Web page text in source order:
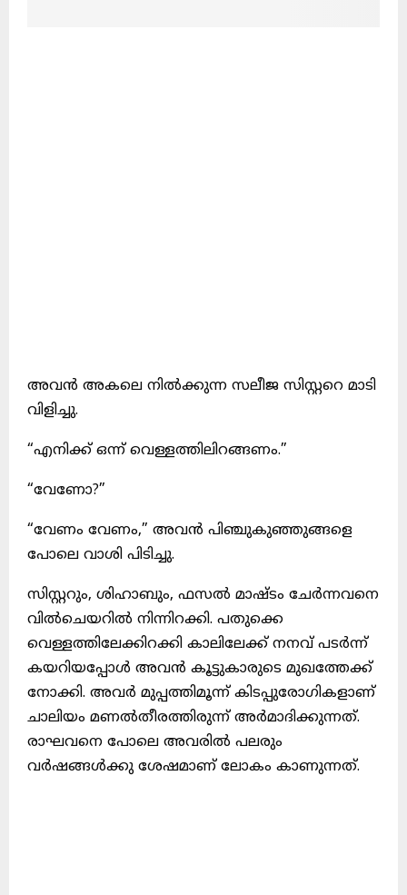
അവന്‍ അകലെ നില്‍ക്കുന്ന സലീജ സിസ്റ്ററെ മാടി
വിളിച്ചു.
“എനിക്ക്‌ ഒന്ന്‌ വെള്ളത്തിലിറങ്ങണം.”
“വേണോ?”
“വേണം വേണം,” അവന്‍ പിഞ്ചുകുഞ്ഞുങ്ങളെ
പോലെ വാശി പിടിച്ചു.
സിസ്റ്ററും, ശിഹാബും, ഫസല്‍ മാഷ്ടം ചേര്‍ന്നവനെ
വില്‍ചെയറില്‍ നിന്നിറക്കി. പതുക്കെ
വെള്ളത്തിലേക്കിറക്കി കാലിലേക്ക്‌ നനവ്‌ പടര്‍ന്ന്‌
കയറിയപ്പോള്‍ അവന്‍ കൂട്ടുകാരുടെ മുഖത്തേക്ക്‌
നോക്കി. അവര്‍ മുപ്പത്തിമൂന്ന്‌ കിടപ്പുരോഗികളാണ്‌
ചാലിയം മണല്‍തീരത്തിരുന്ന്‌ അര്‍മാദിക്കുന്നത്‌.
രാഘവനെ പോലെ അവരില്‍ പലരും
വര്‍ഷങ്ങള്‍ക്കു ശേഷമാണ്‌ ലോകം കാണുന്നത്‌.